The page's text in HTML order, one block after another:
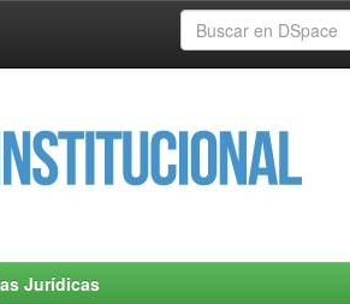
Jurídicas